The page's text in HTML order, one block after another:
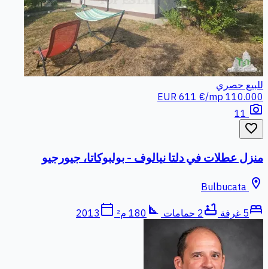
للبيع حصري
110.000 EUR
611 €/mp
photo_camera
favorite_border
منزل عطلات في دلتا نيالوف - بولبوكاتا، جيورجيو
location_on
bed5 غرفة bathtub 2 حمامات square_foot 180 م² calendar_today
2013